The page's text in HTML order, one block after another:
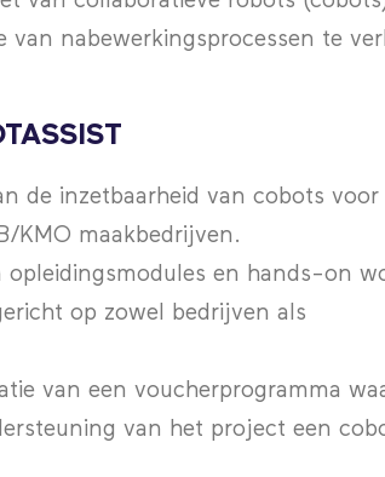
nabewerkingsprocessen te
de inzetbaarheid van cobots voor
KMO maakbedrijven.
opleidingsmodules en hands-on
op zowel bedrijven als
van een voucherprogramma
van het project een